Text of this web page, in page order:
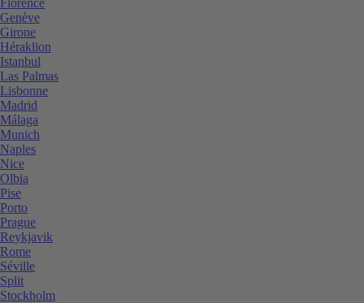
Genève
Girone
Héraklion
Istanbul
Las Palmas
Lisbonne
Madrid
Málaga
Munich
Naples
Nice
Olbia
Pise
Porto
Prague
Reykjavik
Rome
Séville
Split
Stockholm